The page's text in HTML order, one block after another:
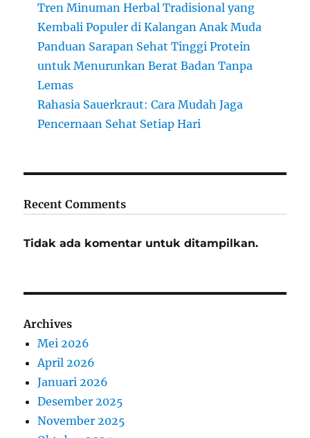
Tren Minuman Herbal Tradisional yang
Kembali Populer di Kalangan Anak Muda
Panduan Sarapan Sehat Tinggi Protein
untuk Menurunkan Berat Badan Tanpa
Lemas
Rahasia Sauerkraut: Cara Mudah Jaga
Pencernaan Sehat Setiap Hari
Recent Comments
Tidak ada komentar untuk ditampilkan.
Archives
Mei 2026
April 2026
Januari 2026
Desember 2025
November 2025